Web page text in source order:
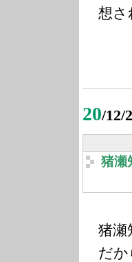
想
20/12/
猪瀬
猪瀬
だ